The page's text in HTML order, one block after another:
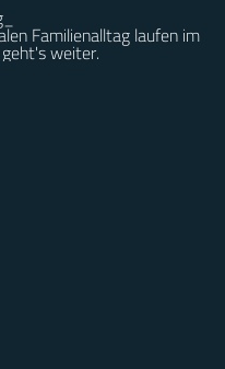
_
Familienalltag laufen im
weiter.